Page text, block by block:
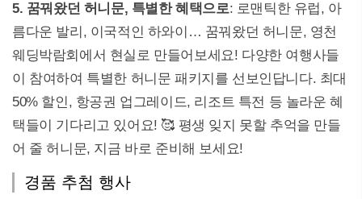
5. 꿈꿔왔던 허니문, 특별한 혜택으로: 로맨틱한 유럽, 아
름다운 발리, 이국적인 하와이… 꿈꿔왔던 허니문, 영천
웨딩박람회에서 현실로 만들어보세요! 다양한 여행사들
이 참여하여 특별한 허니문 패키지를 선보인답니다. 최대
50% 할인, 항공권 업그레이드, 리조트 특전 등 놀라운 혜
택들이 기다리고 있어요! 🥰 평생 잊지 못할 추억을 만들
어 줄 허니문, 지금 바로 준비해 보세요!
경품 추첨 행사